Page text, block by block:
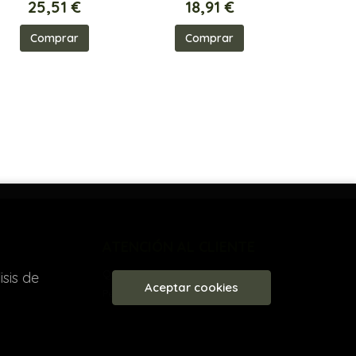
25,51 €
Comprar
18,91 €
Comprar
Quiénes somos
Pedidos especiales
de
Aceptar cookies